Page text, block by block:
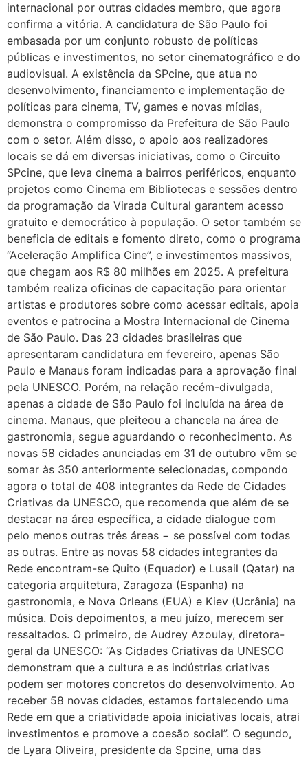
internacional por outras cidades membro, que agora
confirma a vitória. A candidatura de São Paulo foi
embasada por um conjunto robusto de políticas
públicas e investimentos, no setor cinematográfico e do
audiovisual. A existência da SPcine, que atua no
desenvolvimento, financiamento e implementação de
políticas para cinema, TV, games e novas mídias,
demonstra o compromisso da Prefeitura de São Paulo
com o setor. Além disso, o apoio aos realizadores
locais se dá em diversas iniciativas, como o Circuito
SPcine, que leva cinema a bairros periféricos, enquanto
projetos como Cinema em Bibliotecas e sessões dentro
da programação da Virada Cultural garantem acesso
gratuito e democrático à população. O setor também se
beneficia de editais e fomento direto, como o programa
“Aceleração Amplifica Cine”, e investimentos massivos,
que chegam aos R$ 80 milhões em 2025. A prefeitura
também realiza oficinas de capacitação para orientar
artistas e produtores sobre como acessar editais, apoia
eventos e patrocina a Mostra Internacional de Cinema
de São Paulo. Das 23 cidades brasileiras que
apresentaram candidatura em fevereiro, apenas São
Paulo e Manaus foram indicadas para a aprovação final
pela UNESCO. Porém, na relação recém-divulgada,
apenas a cidade de São Paulo foi incluída na área de
cinema. Manaus, que pleiteou a chancela na área de
gastronomia, segue aguardando o reconhecimento. As
novas 58 cidades anunciadas em 31 de outubro vêm se
somar às 350 anteriormente selecionadas, compondo
agora o total de 408 integrantes da Rede de Cidades
Criativas da UNESCO, que recomenda que além de se
destacar na área específica, a cidade dialogue com
pelo menos outras três áreas − se possível com todas
as outras. Entre as novas 58 cidades integrantes da
Rede encontram-se Quito (Equador) e Lusail (Qatar) na
categoria arquitetura, Zaragoza (Espanha) na
gastronomia, e Nova Orleans (EUA) e Kiev (Ucrânia) na
música. Dois depoimentos, a meu juízo, merecem ser
ressaltados. O primeiro, de Audrey Azoulay, diretora-
geral da UNESCO: “As Cidades Criativas da UNESCO
demonstram que a cultura e as indústrias criativas
podem ser motores concretos do desenvolvimento. Ao
receber 58 novas cidades, estamos fortalecendo uma
Rede em que a criatividade apoia iniciativas locais, atrai
investimentos e promove a coesão social”. O segundo,
de Lyara Oliveira, presidente da Spcine, uma das